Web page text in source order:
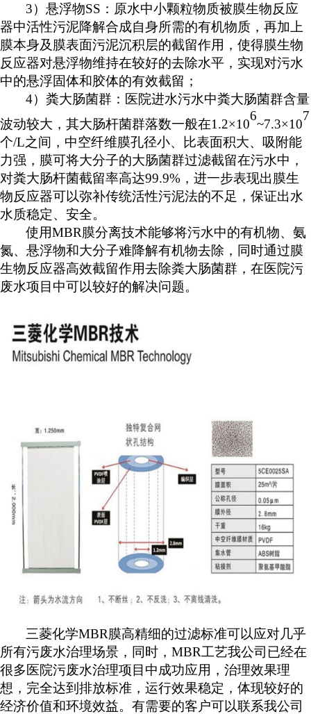
3）悬浮物SS：原水中小颗粒物质被膜生物反应
器中活性污泥降解合成自身所需的有机物质，再加上
膜本身及膜表面污泥沉积层的截留作用，使得膜生物
反应器对悬浮物维持在较好的去除水平，实现对污水
中的悬浮固体和胶体的有效截留；
4）粪大肠菌群：医院进水污水中粪大肠菌群含量
波动较大，其大肠杆菌群落数一般在1.2×10
6
~7.3×10
7
个/L之间，中空纤维膜孔径小、比表面积大、吸附能
力强，膜可将大分子的大肠菌群过滤截留在污水中，
对粪大肠杆菌截留率高达99.9%，进一步表现出膜生
物反应器可以弥补传统活性污泥法的不足，保证出水
水质稳定、安全。
使用MBR膜分离技术能够将污水中的有机物、氨
氮、悬浮物和大分子难降解有机物去除，同时通过膜
生物反应器高效截留作用去除粪大肠菌群 ，在医院污
废水项目中可以较好的解决问题。
三菱化学MBR膜高精细的过滤标准可以应对几乎
所有污废水治理场景，同时， MBR工艺我公司已经在
很多医院污废水治理项目中成功应用 ， 治理效果理
想，完全达到排放标准， 运行效果稳定， 体现较好的
经济价值和环境效益。有需要的客户可以联系我公司